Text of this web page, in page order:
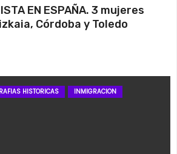
EN ESPAÑA. 3 mujeres
Córdoba y Toledo
HISTORICAS
INMIGRACION